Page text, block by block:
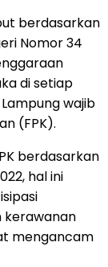
berdasarkan
Nomor 34
di setiap
wajib
(FPK).
berdasarkan
hal ini
kerawanan
mengancam